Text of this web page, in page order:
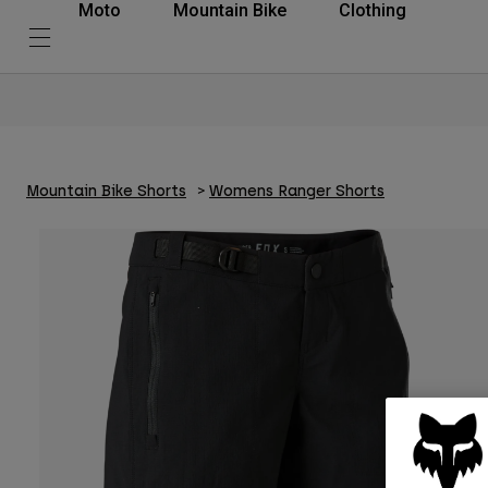
Moto Mountain Bike Clothing
Mountain Bike Shorts Womens Ranger Shorts